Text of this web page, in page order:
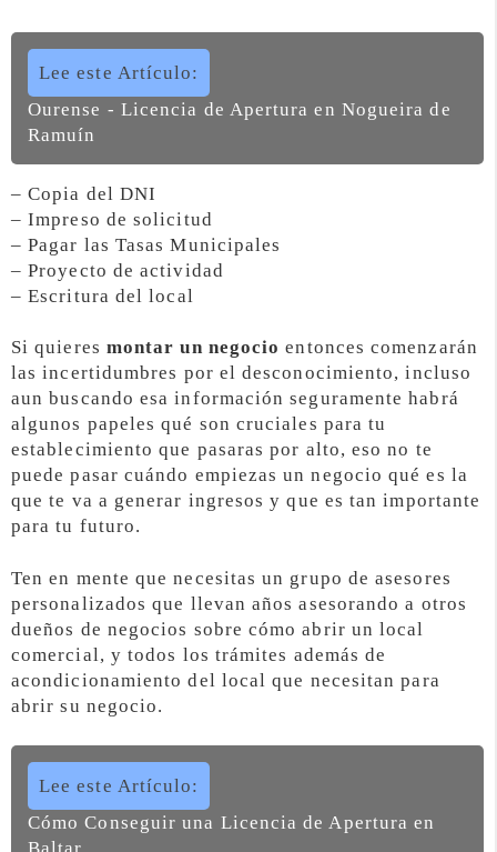
Lee este Artículo:
Ourense - Licencia de Apertura en Nogueira de
Ramuín
– Copia del DNI
– Impreso de solicitud
– Pagar las Tasas Municipales
– Proyecto de actividad
– Escritura del local
Si quieres montar un negocio entonces comenzarán
las incertidumbres por el desconocimiento, incluso
aun buscando esa información seguramente habrá
algunos papeles qué son cruciales para tu
establecimiento que pasaras por alto, eso no te
puede pasar cuándo empiezas un negocio qué es la
que te va a generar ingresos y que es tan importante
para tu futuro.
Ten en mente que necesitas un grupo de asesores
personalizados que llevan años asesorando a otros
dueños de negocios sobre cómo abrir un local
comercial, y todos los trámites además de
acondicionamiento del local que necesitan para
abrir su negocio.
Lee este Artículo:
Cómo Conseguir una Licencia de Apertura en